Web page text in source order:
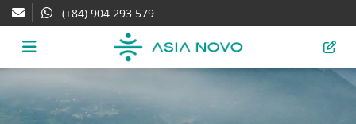
(+84) 904 293 579